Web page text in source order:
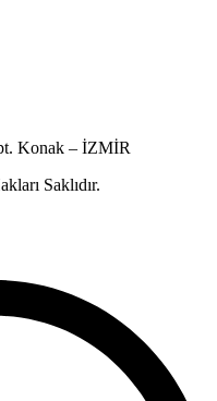
Konak – İZMİR
Saklıdır.